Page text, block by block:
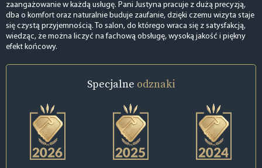
zaangażowanie w każdą usługę. Pani Justyna pracuje z dużą precyzją,
dba o komfort oraz naturalnie buduje zaufanie, dzięki czemu wizyta staje
się czystą przyjemnością. To salon, do którego wraca się z satysfakcją,
wiedząc, że można liczyć na fachową obsługę, wysoką jakość i piękny
efekt końcowy.
Specjalne odznaki